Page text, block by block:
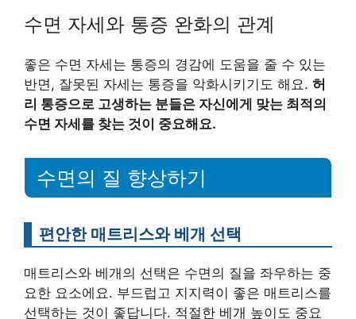
수면 자세와 통증 완화의 관계
좋은 수면 자세는 통증의 경감에 도움을 줄 수 있는
반면, 잘못된 자세는 통증을 악화시키기도 해요. 허
리 통증으로 고생하는 분들은 자신에게 맞는 최적의
수면 자세를 찾는 것이 중요해요.
수면의 질 향상하기
편안한 매트리스와 베개 선택
매트리스와 베개의 선택은 수면의 질을 좌우하는 중
요한 요소에요. 부드럽고 지지력이 좋은 매트리스를
선택하는 것이 좋답니다. 적절한 베개 높이도 중요